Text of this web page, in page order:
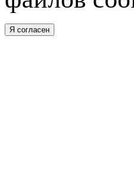
Я согласен